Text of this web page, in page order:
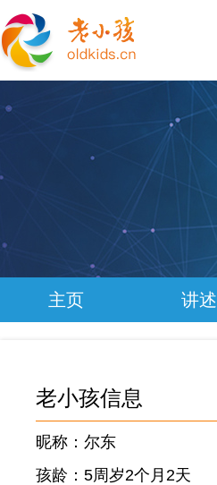
主页 讲述
老小孩信息
昵称：尔东
孩龄：5周岁2个月2天